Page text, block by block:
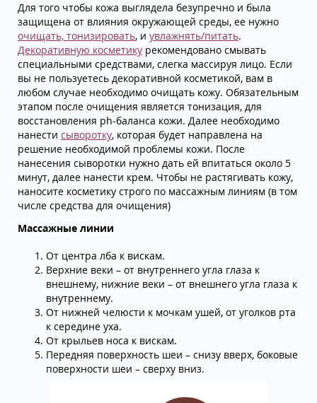
Для того чтобы кожа выглядела безупречно и была
защищена от влияния окружающей среды, ее нужно
очищать, тонизировать, и увлажнять/питать.
Декоративную косметику рекомендовано смывать
специальными средствами, слегка массируя лицо. Если
вы не пользуетесь декоративной косметикой, вам в
любом случае необходимо очищать кожу. Обязательным
этапом после очищения является тонизация, для
восстановления ph-баланса кожи. Далее необходимо
нанести сыворотку, которая будет направлена на
решение необходимой проблемы кожи. После
нанесения сыворотки нужно дать ей впитаться около 5
минут, далее нанести крем. Чтобы не растягивать кожу,
наносите косметику строго по массажным линиям (в том
числе средства для очищения)
Массажные линии
От центра лба к вискам.
Верхние веки – от внутреннего угла глаза к
внешнему, нижние веки – от внешнего угла глаза к
внутреннему.
От нижней челюсти к мочкам ушей, от уголков рта
к середине уха.
От крыльев носа к вискам.
Передняя поверхность шеи – снизу вверх, боковые
поверхности шеи – сверху вниз.